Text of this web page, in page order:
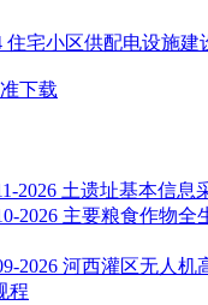
住宅小区供配电设施建
下载
2026 土遗址基本信息
2026 主要粮食作物全
2026 河西灌区无人机
程